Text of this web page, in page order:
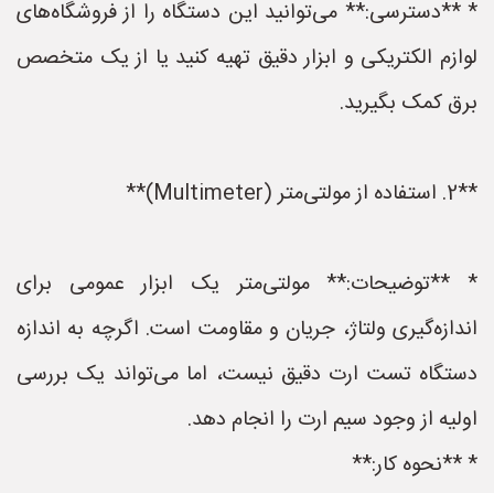
* **دسترسی:** می‌توانید این دستگاه را از فروشگاه‌های
لوازم الکتریکی و ابزار دقیق تهیه کنید یا از یک متخصص
برق کمک بگیرید.
**2. استفاده از مولتی‌متر (Multimeter)**
* **توضیحات:** مولتی‌متر یک ابزار عمومی برای
اندازه‌گیری ولتاژ، جریان و مقاومت است. اگرچه به اندازه
دستگاه تست ارت دقیق نیست، اما می‌تواند یک بررسی
اولیه از وجود سیم ارت را انجام دهد.
* **نحوه کار:**